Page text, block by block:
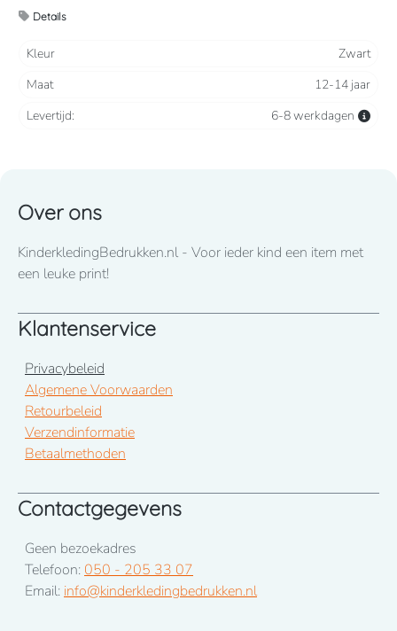
Casual en ideaal voor dagelijks gebruik.
280 grams
Details
Kleur
Zwart
Maat
12-14 jaar
Levertijd:
6-8 werkdagen
Over ons
KinderkledingBedrukken.nl - Voor ieder kind een item met
een leuke print!
Klantenservice
Privacybeleid
Algemene Voorwaarden
Retourbeleid
Verzendinformatie
Betaalmethoden
Contactgegevens
Geen bezoekadres
Telefoon: 050 - 205 33 07
Email: info@kinderkledingbedrukken.nl